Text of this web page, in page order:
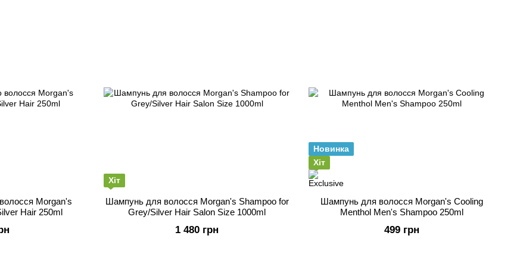
Morgan's
Hair 250ml
Хіт
Шампунь для волосся Morgan's Shampoo for
Grey/Silver Hair Salon Size 1000ml
1 480 грн
Новинка
Хіт
Шампунь для волосся Morgan's Cooling
Menthol Men's Shampoo 250ml
499 грн